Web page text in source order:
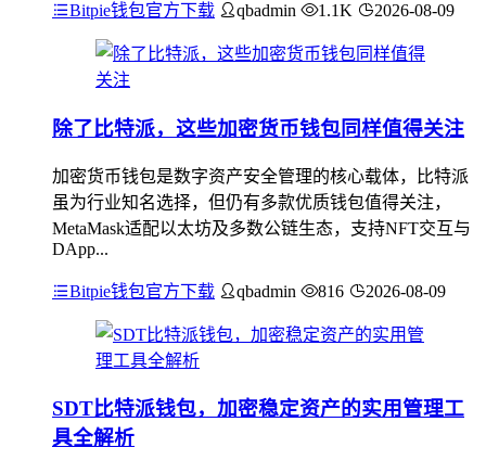
Bitpie钱包官方下载 qbadmin 1.1K 2026-08-09
除了比特派，这些加密货币钱包同样值得关注
加密货币钱包是数字资产安全管理的核心载体，比特派
虽为行业知名选择，但仍有多款优质钱包值得关注，
MetaMask适配以太坊及多数公链生态，支持NFT交互与
DApp...
Bitpie钱包官方下载 qbadmin 816 2026-08-09
SDT比特派钱包，加密稳定资产的实用管理工
具全解析